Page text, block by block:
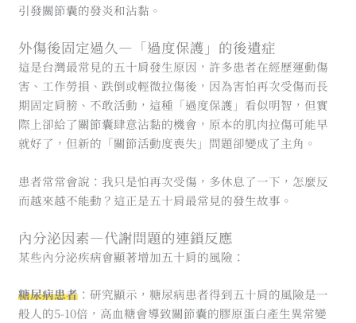
引發關節囊的發炎和沾黏。
外傷後固定過久—「過度保護」的後遺症
這是台灣最常見的五十肩發生原因，許多患者在經歷運動傷
害、工作勞損、跌倒或輕微拉傷後，因為害怕再次受傷而長
期固定肩膀、不敢活動，這種「過度保護」看似明智，但實
際上卻給了關節囊肆意沾黏的機會，原本的肌肉拉傷可能早
就好了，但新的「關節活動度喪失」問題卻變成了主角。
患者常常會說：我只是怕再次受傷，多休息了一下，怎麼反
而越來越不能動？這正是五十肩最常見的發生故事。
內分泌因素—代謝問題的連鎖反應
某些內分泌疾病會顯著增加五十肩的風險：
糖尿病患者：研究顯示，糖尿病患者得到五十肩的風險是一
般人的5-10倍，高血糖會導致關節囊的膠原蛋白產生異常變